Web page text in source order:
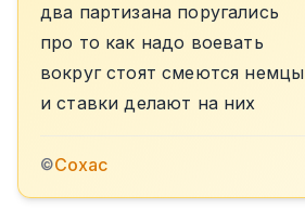
два партизана поругались
про то как надо воевать
вокруг стоят смеются немцы
и ставки делают на них
©Сохас